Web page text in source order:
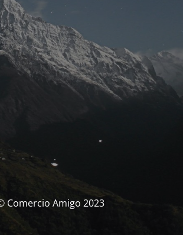
Comercio Amigo 2023